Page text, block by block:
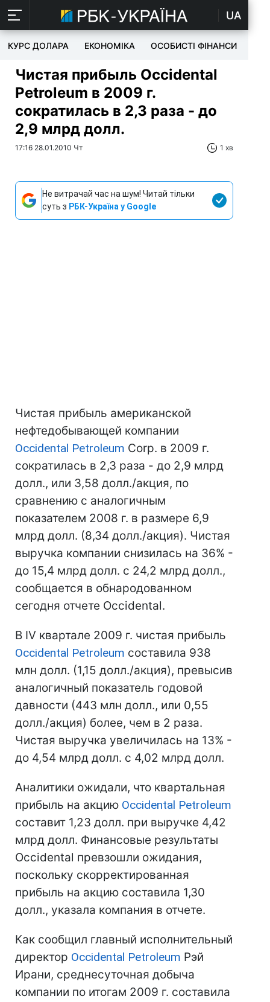
UA
КУРС ДОЛАРА ЕКОНОМІКА ОСОБИСТІ ФІНАНСИ
Чистая прибыль Occidental
Petroleum в 2009 г.
сократилась в 2,3 раза - до
2,9 млрд долл.
17:16 28.01.2010 Чт 1 хв
Не витрачай час на шум! Читай тільки
суть з РБК-Україна у Google
Чистая прибыль американской
нефтедобывающей компании
Occidental Petroleum Corp. в 2009 г.
сократилась в 2,3 раза - до 2,9 млрд
долл., или 3,58 долл./акция, по
сравнению с аналогичным
показателем 2008 г. в размере 6,9
млрд долл. (8,34 долл./акция). Чистая
выручка компании снизилась на 36% -
до 15,4 млрд долл. с 24,2 млрд долл.,
сообщается в обнародованном
сегодня отчете Occidental.
В IV квартале 2009 г. чистая прибыль
Occidental Petroleum составила 938
млн долл. (1,15 долл./акция), превысив
аналогичный показатель годовой
давности (443 млн долл., или 0,55
долл./акция) более, чем в 2 раза.
Чистая выручка увеличилась на 13% -
до 4,54 млрд долл. с 4,02 млрд долл.
Аналитики ожидали, что квартальная
прибыль на акцию Occidental Petroleum
составит 1,23 долл. при выручке 4,42
млрд долл. Финансовые результаты
Occidental превзошли ожидания,
поскольку скорректированная
прибыль на акцию составила 1,30
долл., указала компания в отчете.
Как сообщил главный исполнительный
директор Occidental Petroleum Рэй
Ирани, среднесуточная добыча
компании по итогам 2009 г. составила